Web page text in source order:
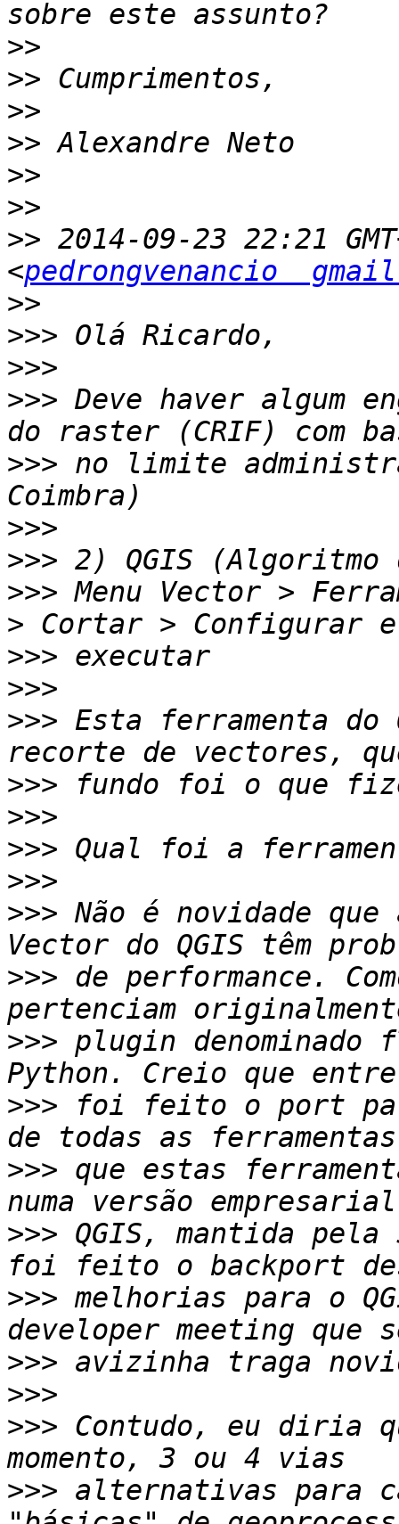
>>
>>
>>
>>
>>
>>
>> 2014-09-23 22:21
<pedrongvenancio
>>
>>>
>>>
>>> Deve haver algum
>>> no limite
>>>
>>>
>>> Menu Vector >
>>>
>>>
>>> Esta ferramenta do
>>>
>>>
>>>
>>>
>>> Não é novidade que
>>> de performance.
>>> plugin denominado
>>> foi feito o port
>>> que estas
>>> QGIS, mantida pela
>>> melhorias para o
>>>
>>>
>>> Contudo, eu diria
>>> alternativas para